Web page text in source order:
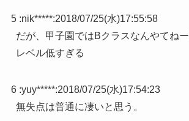
5 :nik*****:2018/07/25(水)17:55:58
だが、甲子園ではBクラスなんやてね
レベル低すぎる
6 :yuy*****:2018/07/25(水)17:54:23
無失点は普通に凄いと思う。